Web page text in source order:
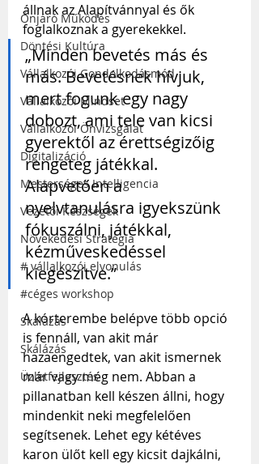
Önjáró Működés
Döntési Kultúra
Vállalkozói Gondolkodásmód
Vállalkozói Mindset
Vállalkozói Önvizsgálat
Digitalizáció
Mesterséges Intelligencia
Vezetői Készségek
Növekedési Stratégia
# vállalkozói elvonulás
#céges workshop
Skálázás
Skálázás
Üzletfejlesztés
állnak az Alapítvánnyal és ők
foglalkoznak a gyerekekkel.
„Minden bevetés más és
más. Bevetésnek hívjuk,
mert fogunk egy nagy
dobozt, ami tele van kicsi
gyerektől az érettségizőig
rengeteg játékkal.
Alapvetően a
nyelvtanulásra igyekszünk
fókuszálni, játékkal,
kézműveskedéssel
kiegészítve.”
A kórterembe belépve több opció
is fennáll, van akit már
hazaengedtek, van akit ismernek
már vagy még nem. Abban a
pillanatban kell készen állni, hogy
mindenkit neki megfelelően
segítsenek. Lehet egy kétéves
karon ülőt kell egy kicsit dajkálni,